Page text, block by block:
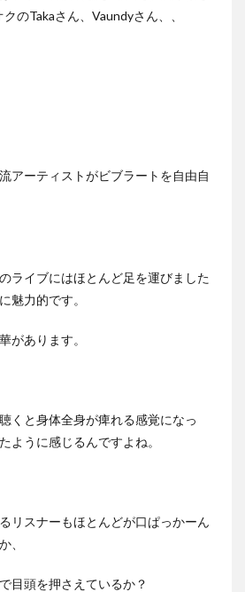
のTakaさん、Vaundyさん、、
アーティストがビブラートを自由自
ライブにはほとんど足を運びました
魅力的です。
があります。
くと身体全身が痺れる感覚になっ
ように感じるんですよね。
リスナーもほとんどが口ぱっかーん
、
目頭を押さえているか？